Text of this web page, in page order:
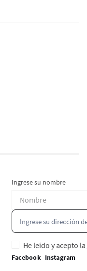
Ingrese su nombre
He leído y acepto la